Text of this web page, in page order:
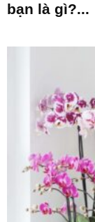
bạn là gì?...